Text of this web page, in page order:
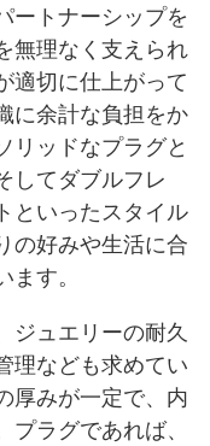
ートナーシップを
無理なく支えられ
適切に仕上がって
に余計な負担をか
リッドなプラグと
してダブルフレ
といったスタイル
の好みや生活に合
す。
ジュエリーの耐久
理なども求めてい
厚みが一定で、内
ラグであれば、